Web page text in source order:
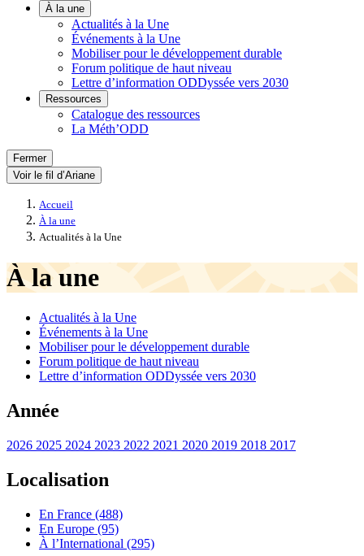
À la une
Actualités à la Une
Événements à la Une
Mobiliser pour le développement durable
Forum politique de haut niveau
Lettre d’information ODDyssée vers 2030
Ressources
Catalogue des ressources
La Méth’ODD
Fermer
Voir le fil d’Ariane
Accueil
À la une
Actualités à la Une
À la une
Actualités à la Une
Événements à la Une
Mobiliser pour le développement durable
Forum politique de haut niveau
Lettre d’information ODDyssée vers 2030
Année
2026 2025 2024 2023 2022 2021 2020 2019 2018 2017
Localisation
En France (488)
En Europe (95)
À l’International (295)